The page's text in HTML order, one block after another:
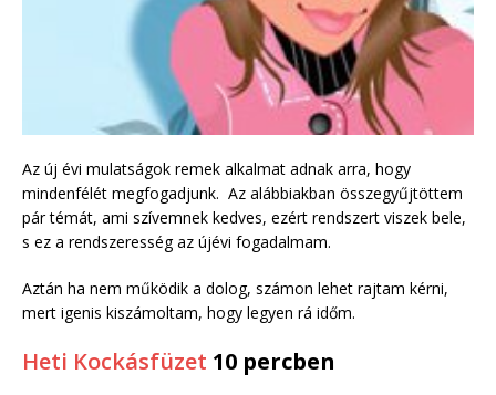
Az új évi mulatságok remek alkalmat adnak arra, hogy
mindenfélét megfogadjunk. Az alábbiakban összegyűjtöttem
pár témát, ami szívemnek kedves, ezért rendszert viszek bele,
s ez a rendszeresség az újévi fogadalmam.
Aztán ha nem működik a dolog, számon lehet rajtam kérni,
mert igenis kiszámoltam, hogy legyen rá időm.
Heti Kockásfüzet 10 percben